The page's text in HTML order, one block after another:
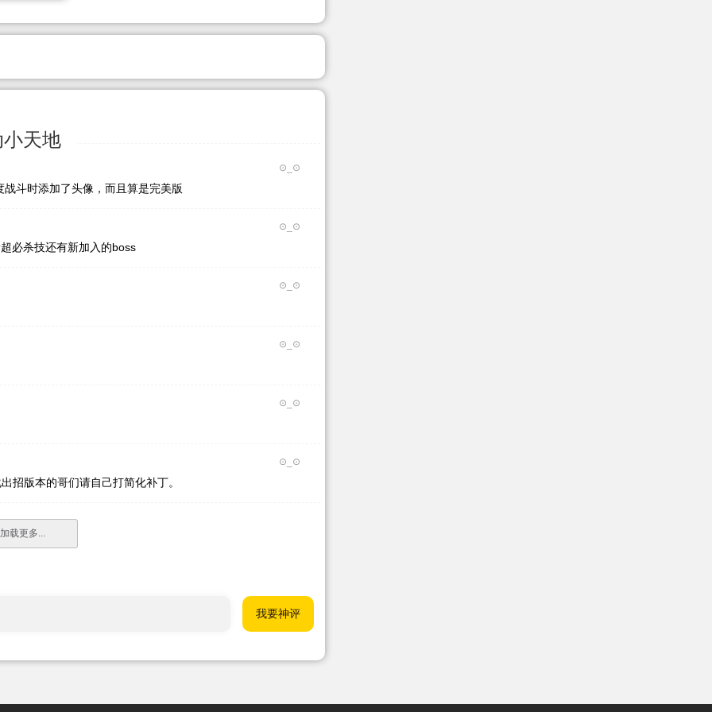
天地
⊙_⊙
斗时添加了头像，而且算是完美版
⊙_⊙
必杀技还有新加入的boss
⊙_⊙
⊙_⊙
⊙_⊙
⊙_⊙
招版本的哥们请自己打简化补丁。
载更多...